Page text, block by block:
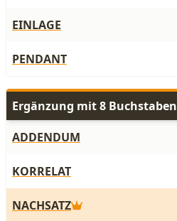
EINLAGE
PENDANT
Ergänzung mit 8 Buchstaben
ADDENDUM
KORRELAT
NACHSATZ